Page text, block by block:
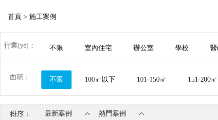
首頁 > 施工案例
行業(yè)： 不限 室內住宅 辦公室 學校
面積： 不限 100㎡以下 101-150㎡ 151-200㎡
排序： 最新案例 熱門案例